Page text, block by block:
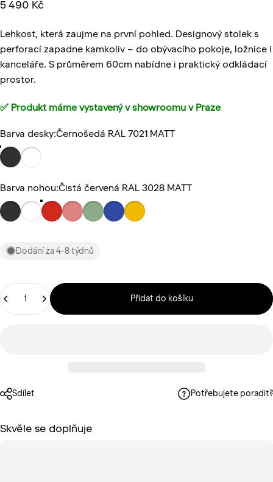
5 490 Kč
Lehkost, která zaujme na první pohled. Designový stolek s
perforací zapadne kamkoliv – do obývacího pokoje, ložnice i
kanceláře. S průměrem 60cm nabídne i praktický odkládací
prostor.
✅ Produkt máme vystavený vshowroomu v Praze
Barva desky
Barva desky:Černošedá RAL 7021 MATT
Barva nohou
Barva nohou:Čistá červená RAL 3028 MATT
Dodání za 4-8 týdnů
Štítek
Přidat do košíku
Sdílet Potřebujete poradit?
Skvěle se doplňuje